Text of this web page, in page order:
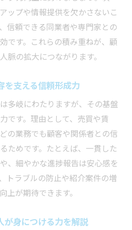
ップや情報提供を欠かさないこ
信頼できる同業者や専門家との
です。これらの積み重ねが、顧
脈の拡大につながります。
を支える信頼形成力
多岐にわたりますが、その基盤
です。理由として、売買や賃
の業務でも顧客や関係者との信
ためです。たとえば、一貫した
、細やかな進捗報告は安心感を
トラブルの防止や紹介案件の増
上が期待できます。
が身につける力を解説